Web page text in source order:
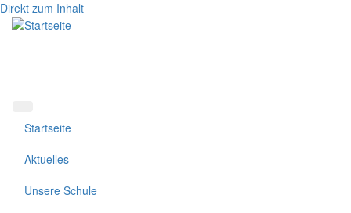
Direkt zum Inhalt
Startseite
Aktuelles
Unsere Schule